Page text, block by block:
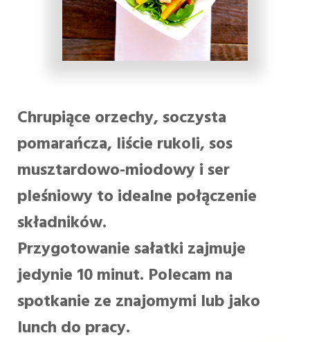
Chrupiące orzechy, soczysta
pomarańcza, liście rukoli, sos
musztardowo-miodowy i ser
pleśniowy to idealne połączenie
składników.
Przygotowanie sałatki zajmuje
jedynie 10 minut. Polecam na
spotkanie ze znajomymi lub jako
lunch do pracy.